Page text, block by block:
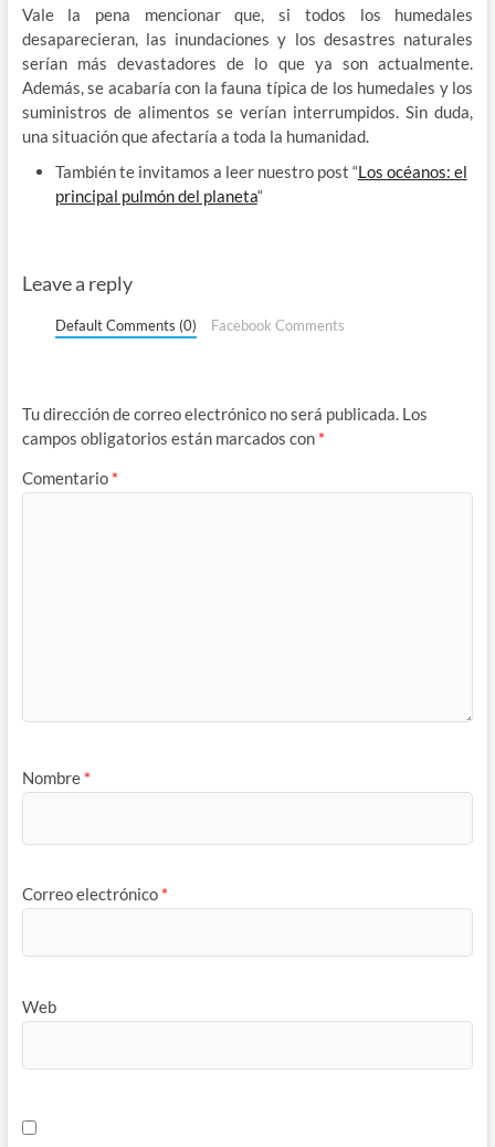
Vale la pena mencionar que, si todos los humedales
desaparecieran, las inundaciones y los desastres naturales
serían más devastadores de lo que ya son actualmente.
Además, se acabaría con la fauna típica de los humedales y los
suministros de alimentos se verían interrumpidos. Sin duda,
una situación que afectaría a toda la humanidad.
También te invitamos a leer nuestro post “Los océanos: el
principal pulmón del planeta“
Leave a reply
Default Comments (0) Facebook Comments
Tu dirección de correo electrónico no será publicada. Los
campos obligatorios están marcados con *
Comentario *
Nombre *
Correo electrónico *
Web